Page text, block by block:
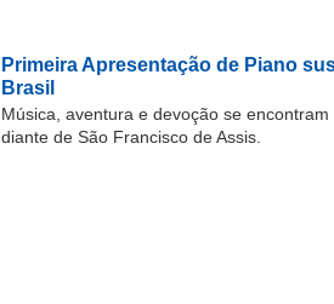
Primeira Apresentação de Piano
Brasil
Música, aventura e devoção se
diante de São Francisco de Assis.